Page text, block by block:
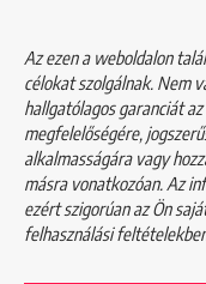
Az ezen a weboldalon
célokat szolgálnak. Nem
hallgatólagos garanciát
megfelelőségére,
alkalmasságára vagy
másra vonatkozóan. Az
ezért szigorúan az Ön
felhasználási